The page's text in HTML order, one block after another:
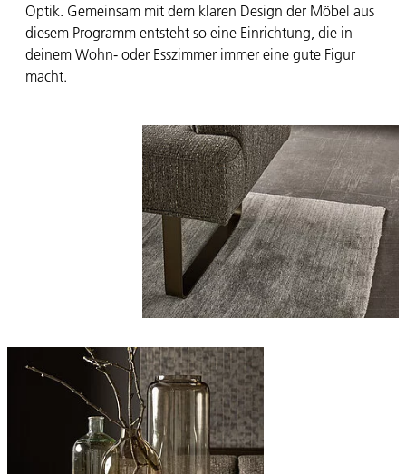
Optik. Gemeinsam mit dem klaren Design der Möbel aus
diesem Programm entsteht so eine Einrichtung, die in
deinem Wohn- oder Esszimmer immer eine gute Figur
macht.